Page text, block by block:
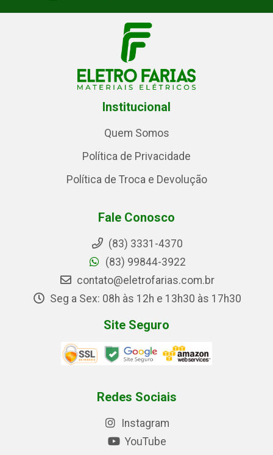
Institucional
Quem Somos
Política de Privacidade
Política de Troca e Devolução
Fale Conosco
(83) 3331-4370
(83) 99844-3922
contato@eletrofarias.com.br
Seg a Sex: 08h às 12h e 13h30 às 17h30
Site Seguro
Redes Sociais
Instagram
YouTube